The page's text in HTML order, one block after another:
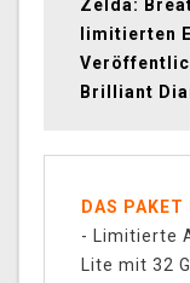
Zelda:
limitierten
Brilliant
DAS
- Limitierte
Lite mit 32